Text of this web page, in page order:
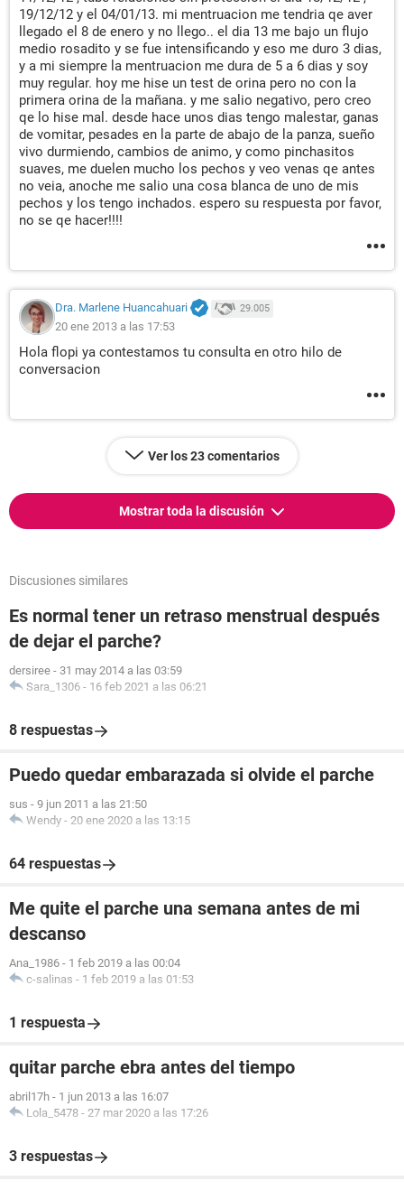
19/12/12 y el 04/01/13. mi mentruacion me tendria qe aver
llegado el 8 de enero y no llego.. el dia 13 me bajo un flujo
medio rosadito y se fue intensificando y eso me duro 3 dias,
y a mi siempre la mentruacion me dura de 5 a 6 dias y soy
muy regular. hoy me hise un test de orina pero no con la
primera orina de la mañana. y me salio negativo, pero creo
qe lo hise mal. desde hace unos dias tengo malestar, ganas
de vomitar, pesades en la parte de abajo de la panza, sueño
vivo durmiendo, cambios de animo, y como pinchasitos
suaves, me duelen mucho los pechos y veo venas qe antes
no veia, anoche me salio una cosa blanca de uno de mis
pechos y los tengo inchados. espero su respuesta por favor,
no se qe hacer!!!!
Dra. Marlene Huancahuari 29.005
20 ene 2013 a las 17:53
Hola flopi ya contestamos tu consulta en otro hilo de
conversacion
Ver los 23 comentarios
Mostrar toda la discusión
Discusiones similares
Es normal tener un retraso menstrual después
de dejar el parche?
dersiree - 31 may 2014 a las 03:59
Sara_1306 - 16 feb 2021 a las 06:21
8 respuestas
Puedo quedar embarazada si olvide el parche
sus - 9 jun 2011 a las 21:50
Wendy - 20 ene 2020 a las 13:15
64 respuestas
Me quite el parche una semana antes de mi
descanso
Ana_1986 - 1 feb 2019 a las 00:04
c-salinas - 1 feb 2019 a las 01:53
1 respuesta
quitar parche ebra antes del tiempo
abril17h - 1 jun 2013 a las 16:07
Lola_5478 - 27 mar 2020 a las 17:26
3 respuestas